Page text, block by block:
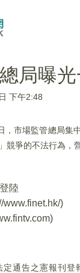
局曝
下午2:48
，市場監管總局
競爭的不法行為，
陸
www.finet.hk/)
)
通告之憲報刊登